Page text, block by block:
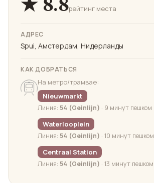
рейтинг места
АДРЕС
Spui, Амстердам, Нидерланды
КАК ДОБРАТЬСЯ
На метро/трамвае:
Nieuwmarkt
Линия: 54 (Geinlijn) · 9 минут пешком
Waterlooplein
Линия: 54 (Geinlijn) · 10 минут пешком
Centraal Station
Линия: 54 (Geinlijn) · 13 минут пешком